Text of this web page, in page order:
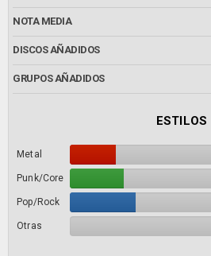
NOTA MEDIA
DISCOS AÑADIDOS
GRUPOS AÑADIDOS
ESTILOS
Metal
Punk/Core
Pop/Rock
Otras